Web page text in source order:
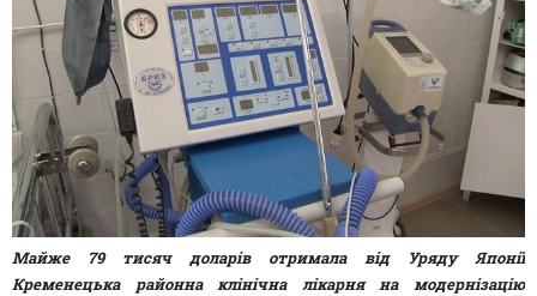
Майже 79 тисяч доларів отримала від Уряду Японії
Кременецька районна клінічна лікарня на модернізацію